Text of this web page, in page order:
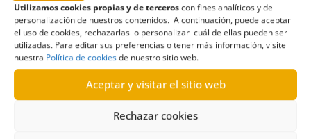
Utilizamos cookies propias y de terceroscon fines analíticos y de
personalización de nuestros contenidos. A continuación, puede aceptar
el uso de cookies, rechazarlas o personalizar cuál de ellas pueden ser
utilizadas. Para editar sus preferencias o tener más información, visite
nuestra Política de cookiesde nuestro sitio web.
Aceptar y visitar el sitio web
Rechazar cookies